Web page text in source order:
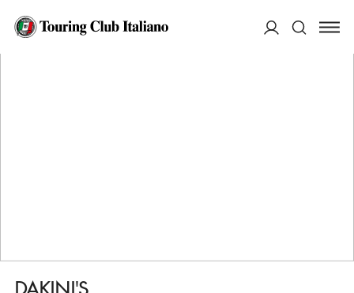
HOME
DAKINI'S